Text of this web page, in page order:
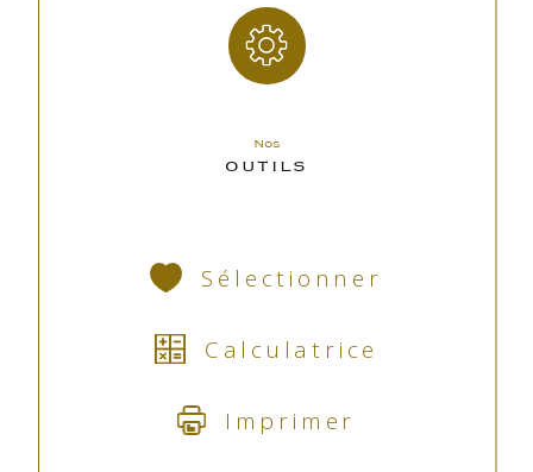
Nos
OUTILS
Sélectionner
Calculatrice
Imprimer